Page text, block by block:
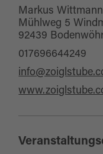
für
Markus Wittmann
Mühlweg 5
92439
017696644249